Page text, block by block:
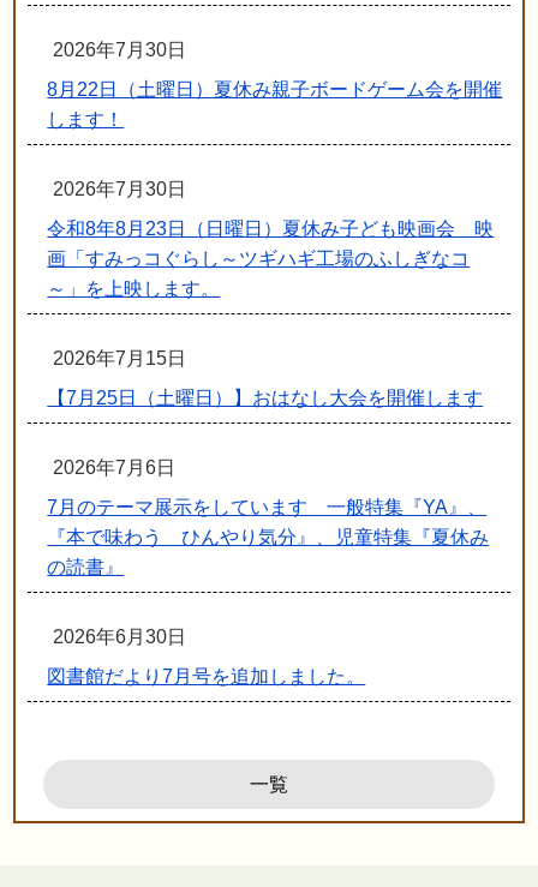
2026年7月30日
8月22日（土曜日）夏休み親子ボードゲーム会を開催
します！
2026年7月30日
令和8年8月23日（日曜日）夏休み子ども映画会 映
画「すみっコぐらし～ツギハギ工場のふしぎなコ
～」を上映します。
2026年7月15日
【7月25日（土曜日）】おはなし大会を開催します
2026年7月6日
7月のテーマ展示をしています 一般特集『YA』、
『本で味わう ひんやり気分』、児童特集『夏休み
の読書』
2026年6月30日
図書館だより7月号を追加しました。
一覧